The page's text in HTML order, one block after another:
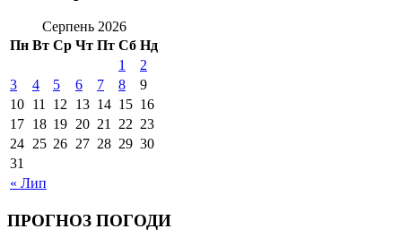
Серпень 2026
Пн Вт Ср Чт Пт Сб Нд
« Лип
1
2
3
4 5 6 7 8
9
10 11 12 13 14 15 16
17 18 19 20 21 22 23
24 25 26 27 28 29 30
31
ПРОГНОЗ ПОГОДИ